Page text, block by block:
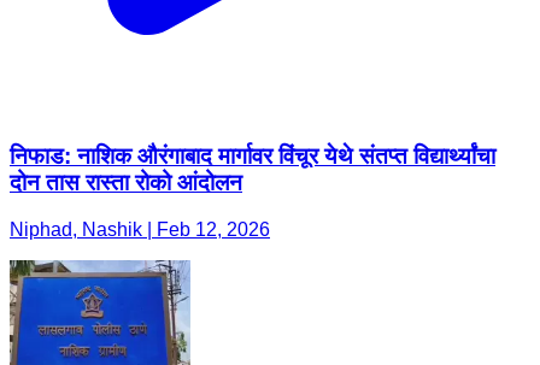
निफाड: नाशिक औरंगाबाद मार्गावर विंचूर येथे संतप्त विद्यार्थ्यांचा
दोन तास रास्ता रोको आंदोलन
Niphad, Nashik | Feb 12, 2026